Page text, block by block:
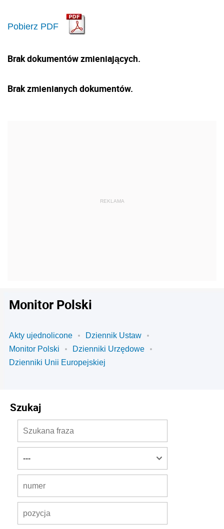
Pobierz PDF
Brak dokumentów zmieniających.
Brak zmienianych dokumentów.
Monitor Polski
Akty ujednolicone
Dziennik Ustaw
Monitor Polski
Dzienniki Urzędowe
Dzienniki Unii Europejskiej
Szukaj